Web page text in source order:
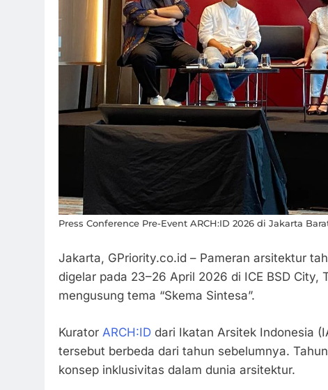
Press Conference Pre-Event ARCH:ID 2026 di Jakarta
Jakarta, GPriority.co.id – Pameran arsitektur
digelar pada 23–26 April 2026 di ICE BSD City,
mengusung tema “Skema Sintesa”.
Kurator ARCH:ID dari Ikatan Arsitek Indonesia
tersebut berbeda dari tahun sebelumnya.
konsep inklusivitas dalam dunia arsitektur.